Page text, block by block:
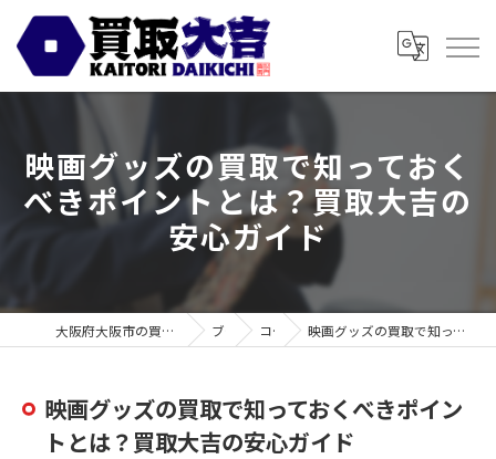
映画グッズの買取で知っておく
べきポイントとは？買取大吉の
安心ガイド
大阪府大阪市の買取なら買取大吉 スギ薬局都島毛馬店 ブログ コラム 映画グッズの買取で知っておくべきポイントとは？買取大吉の安心ガイド
映画グッズの買取で知っておくべきポイン
トとは？買取大吉の安心ガイド